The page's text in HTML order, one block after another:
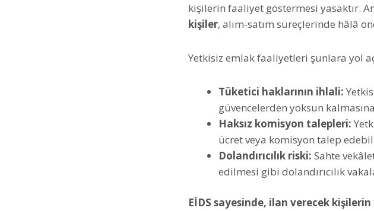
kişilerin faaliyet göstermesi yasaktır.
kişiler, alım-satım süreçlerinde hâlâ
Yetkisiz emlak faaliyetleri şunlara yol
Tüketici haklarının ihlali:
güvencelerden yoksun
Haksız komisyon talepleri:
ücret veya komisyon talep
Dolandırıcılık riski: Sahte
edilmesi gibi dolandırıcılık
EİDS sayesinde, ilan verecek